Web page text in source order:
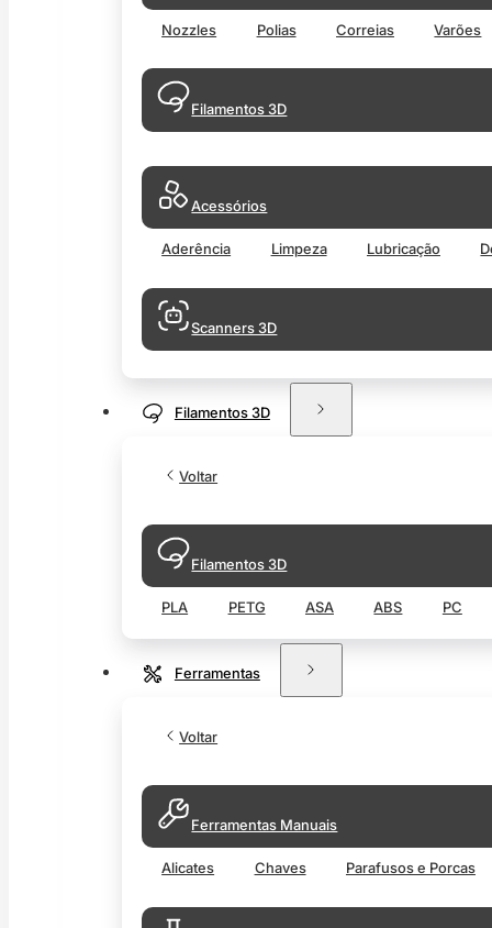
Nozzles Polias Correias Varões
Filamentos 3D
Acessórios
Aderência Limpeza Lubricação
Scanners 3D
Filamentos 3D
Voltar
Filamentos 3D
PLA PETG ASA ABS PC
Ferramentas
Voltar
Ferramentas Manuais
Alicates Chaves Parafusos e Porcas